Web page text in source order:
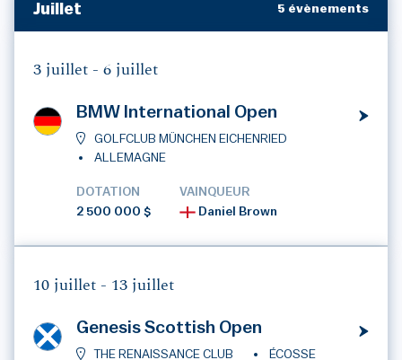
Juillet 5 évènements
3 juillet - 6 juillet
BMW International Open
GOLFCLUB MÜNCHEN EICHENRIED
ALLEMAGNE
DOTATION
2 500 000 $
VAINQUEUR
Daniel Brown
10 juillet - 13 juillet
Genesis Scottish Open
THE RENAISSANCE CLUB ÉCOSSE